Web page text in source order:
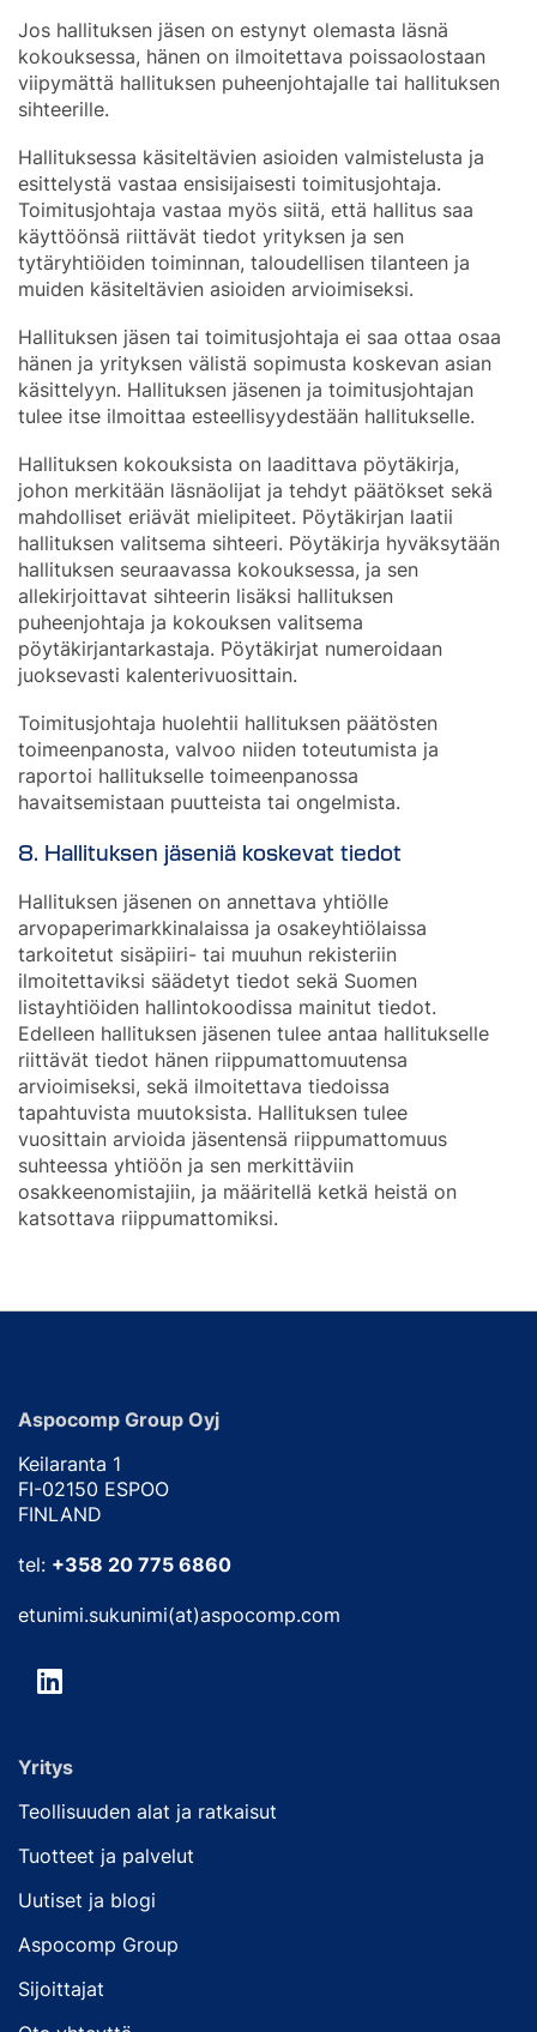
Jos hallituksen jäsen on estynyt olemasta läsnä
kokouksessa, hänen on ilmoitettava poissaolostaan
viipymättä hallituksen puheenjohtajalle tai hallituksen
sihteerille.
Hallituksessa käsiteltävien asioiden valmistelusta ja
esittelystä vastaa ensisijaisesti toimitusjohtaja.
Toimitusjohtaja vastaa myös siitä, että hallitus saa
käyttöönsä riittävät tiedot yrityksen ja sen
tytäryhtiöiden toiminnan, taloudellisen tilanteen ja
muiden käsiteltävien asioiden arvioimiseksi.
Hallituksen jäsen tai toimitusjohtaja ei saa ottaa osaa
hänen ja yrityksen välistä sopimusta koskevan asian
käsittelyyn. Hallituksen jäsenen ja toimitusjohtajan
tulee itse ilmoittaa esteellisyydestään hallitukselle.
Hallituksen kokouksista on laadittava pöytäkirja,
johon merkitään läsnäolijat ja tehdyt päätökset sekä
mahdolliset eriävät mielipiteet. Pöytäkirjan laatii
hallituksen valitsema sihteeri. Pöytäkirja hyväksytään
hallituksen seuraavassa kokouksessa, ja sen
allekirjoittavat sihteerin lisäksi hallituksen
puheenjohtaja ja kokouksen valitsema
pöytäkirjantarkastaja. Pöytäkirjat numeroidaan
juoksevasti kalenterivuosittain.
Toimitusjohtaja huolehtii hallituksen päätösten
toimeenpanosta, valvoo niiden toteutumista ja
raportoi hallitukselle toimeenpanossa
havaitsemistaan puutteista tai ongelmista.
8. Hallituksen jäseniä koskevat tiedot
Hallituksen jäsenen on annettava yhtiölle
arvopaperimarkkinalaissa ja osakeyhtiölaissa
tarkoitetut sisäpiiri- tai muuhun rekisteriin
ilmoitettaviksi säädetyt tiedot sekä Suomen
listayhtiöiden hallintokoodissa mainitut tiedot.
Edelleen hallituksen jäsenen tulee antaa hallitukselle
riittävät tiedot hänen riippumattomuutensa
arvioimiseksi, sekä ilmoitettava tiedoissa
tapahtuvista muutoksista. Hallituksen tulee
vuosittain arvioida jäsentensä riippumattomuus
suhteessa yhtiöön ja sen merkittäviin
osakkeenomistajiin, ja määritellä ketkä heistä on
katsottava riippumattomiksi.
Aspocomp Group Oyj
Keilaranta 1
FI-02150 ESPOO
FINLAND
tel: +358 20 775 6860
etunimi.sukunimi(at)aspocomp.com
Yritys
Teollisuuden alat ja ratkaisut
Tuotteet ja palvelut
Uutiset ja blogi
Aspocomp Group
Sijoittajat